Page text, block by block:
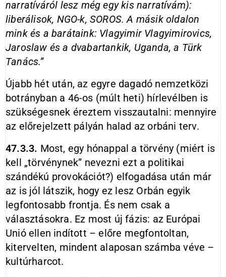
narratíváról lesz még egy kis narratívám):
liberálisok, NGO-k, SOROS. A másik oldalon
mink és a barátaink: Vlagyimir Vlagyimirovics,
Jaroslaw és a dvabartankik, Uganda, a Türk
Tanács.”
Újabb hét után, az egyre dagadó nemzetközi
botrányban a 46-os (múlt heti) hírlevélben is
szükségesnek éreztem visszautalni: mennyire
az előrejelzett pályán halad az orbáni terv.
47.3.3. Most, egy hónappal a törvény (miért is
kell „törvénynek” nevezni ezt a politikai
szándékú provokációt?) elfogadása után már
az is jól látszik, hogy ez lesz Orbán egyik
legfontosabb frontja. És nem csak a
választásokra. Ez most új fázis: az Európai
Unió ellen indított – előre megfontoltan,
kitervelten, mindent alaposan számba véve –
kultúrharcot.